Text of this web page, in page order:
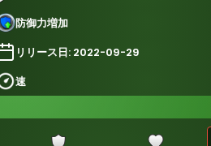
防御力増加
リリース日: 2022-09-29
速